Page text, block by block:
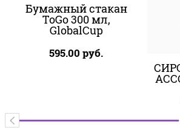
Бумажный стакан
ToGo 300 мл,
GlobalCup
595.00 руб.